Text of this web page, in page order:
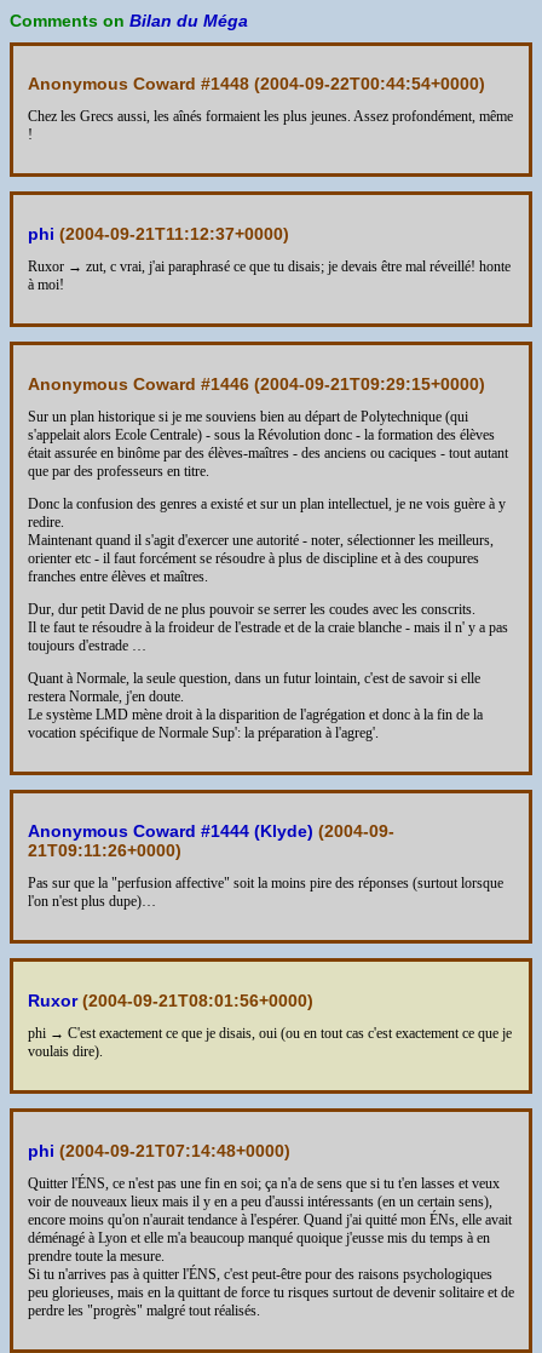
Comments on Bilan du Méga
Anonymous Coward #1448 (2004-09-22T00:44:54+0000)
Chez les Grecs aussi, les aînés formaient les plus jeunes. Assez profondément, même
!
phi (2004-09-21T11:12:37+0000)
Ruxor → zut, c vrai, j'ai paraphrasé ce que tu disais; je devais être mal réveillé! honte
à moi!
Anonymous Coward #1446 (2004-09-21T09:29:15+0000)
Sur un plan historique si je me souviens bien au départ de Polytechnique (qui
s'appelait alors Ecole Centrale) - sous la Révolution donc - la formation des élèves
était assurée en binôme par des élèves-maîtres - des anciens ou caciques - tout autant
que par des professeurs en titre.
Donc la confusion des genres a existé et sur un plan intellectuel, je ne vois guère à y
redire.
Maintenant quand il s'agit d'exercer une autorité - noter, sélectionner les meilleurs,
orienter etc - il faut forcément se résoudre à plus de discipline et à des coupures
franches entre élèves et maîtres.
Dur, dur petit David de ne plus pouvoir se serrer les coudes avec les conscrits.
Il te faut te résoudre à la froideur de l'estrade et de la craie blanche - mais il n' y a pas
toujours d'estrade …
Quant à Normale, la seule question, dans un futur lointain, c'est de savoir si elle
restera Normale, j'en doute.
Le système LMD mène droit à la disparition de l'agrégation et donc à la fin de la
vocation spécifique de Normale Sup': la préparation à l'agreg'.
Anonymous Coward #1444 (Klyde) (2004-09-
21T09:11:26+0000)
Pas sur que la "perfusion affective" soit la moins pire des réponses (surtout lorsque
l'on n'est plus dupe)…
Ruxor(2004-09-21T08:01:56+0000)
phi → C'est exactement ce que je disais, oui (ou en tout cas c'est exactement ce que je
voulais dire).
phi (2004-09-21T07:14:48+0000)
Quitter l'ÉNS, ce n'est pas une fin en soi; ça n'a de sens que si tu t'en lasses et veux
voir de nouveaux lieux mais il y en a peu d'aussi intéressants (en un certain sens),
encore moins qu'on n'aurait tendance à l'espérer. Quand j'ai quitté mon ÉNs, elle avait
déménagé à Lyon et elle m'a beaucoup manqué quoique j'eusse mis du temps à en
prendre toute la mesure.
Si tu n'arrives pas à quitter l'ÉNS, c'est peut-être pour des raisons psychologiques
peu glorieuses, mais en la quittant de force tu risques surtout de devenir solitaire et de
perdre les "progrès" malgré tout réalisés.